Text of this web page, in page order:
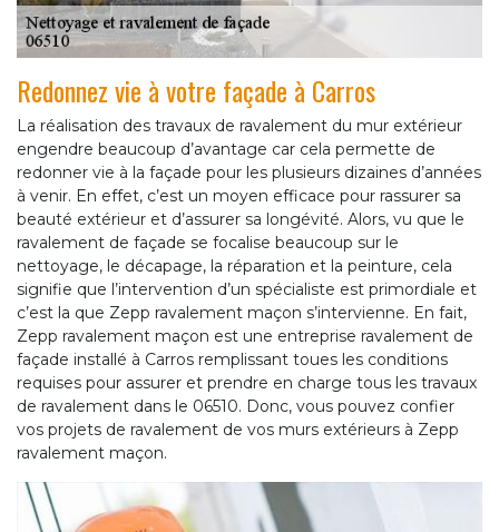
Redonnez vie à votre façade à Carros
La réalisation des travaux de ravalement du mur extérieur
engendre beaucoup d’avantage car cela permette de
redonner vie à la façade pour les plusieurs dizaines d’années
à venir. En effet, c’est un moyen efficace pour rassurer sa
beauté extérieur et d’assurer sa longévité. Alors, vu que le
ravalement de façade se focalise beaucoup sur le
nettoyage, le décapage, la réparation et la peinture, cela
signifie que l’intervention d’un spécialiste est primordiale et
c’est la que Zepp ravalement maçon s’intervienne. En fait,
Zepp ravalement maçon est une entreprise ravalement de
façade installé à Carros remplissant toues les conditions
requises pour assurer et prendre en charge tous les travaux
de ravalement dans le 06510. Donc, vous pouvez confier
vos projets de ravalement de vos murs extérieurs à Zepp
ravalement maçon.